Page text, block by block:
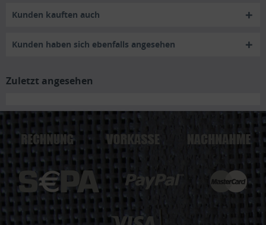
Kunden kauften auch
Kunden haben sich ebenfalls angesehen
Zuletzt angesehen